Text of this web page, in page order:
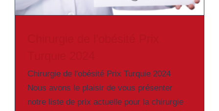
Chirurgie de l'obésité Prix Turquie 2024
Nous avons le plaisir de vous présenter
notre liste de prix actuelle pour la chirurgie